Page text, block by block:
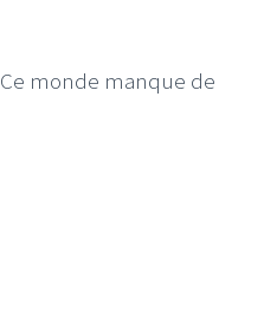
Ce monde manque de